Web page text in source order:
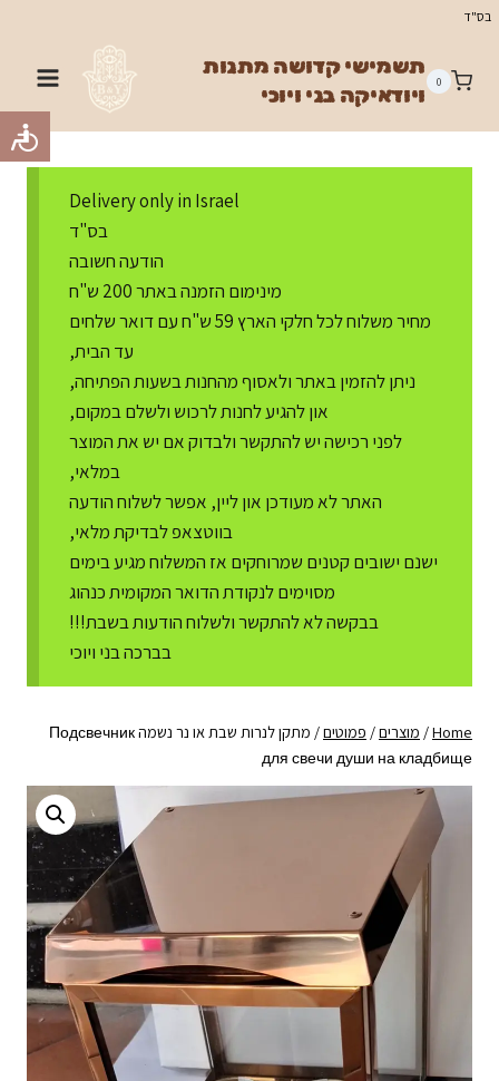
Skip
content
בס"ד
0
תשמישי קדושה מתנות
ויודאיקה בני ויוכי
Delivery only in Israel
בס"ד
הודעה חשובה
מינימום הזמנה באתר 200 ש"ח
מחיר משלוח לכל חלקי הארץ 59 ש"ח עם דואר שלחים
עד הבית,
ניתן להזמין באתר ולאסוף מהחנות בשעות הפתיחה,
און להגיע לחנות לרכוש ולשלם במקום,
לפני רכישה יש להתקשר ולבדוק אם יש את המוצר
במלאי,
האתר לא מעודכן און ליין, אפשר לשלוח הודעה
בווטצאפ לבדיקת מלאי,
ישנם ישובים קטנים שמרוחקים אז המשלוח מגיע בימים
מסוימים לנקודת הדואר המקומית כנהוג
בבקשה לא להתקשר ולשלוח הודעות בשבת!!!
בברכה בני ויוכי
Home
/ מוצרים/ פמוטים/
מתקן לנרות שבת או נר נשמה Подсвечник
для свечи души на кладбище